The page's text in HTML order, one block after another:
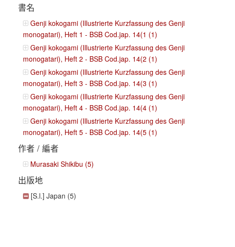
書名
Genji kokogami (Illustrierte Kurzfassung des Genji
monogatari), Heft 1 - BSB Cod.jap. 14(1 (1)
Genji kokogami (Illustrierte Kurzfassung des Genji
monogatari), Heft 2 - BSB Cod.jap. 14(2 (1)
Genji kokogami (Illustrierte Kurzfassung des Genji
monogatari), Heft 3 - BSB Cod.jap. 14(3 (1)
Genji kokogami (Illustrierte Kurzfassung des Genji
monogatari), Heft 4 - BSB Cod.jap. 14(4 (1)
Genji kokogami (Illustrierte Kurzfassung des Genji
monogatari), Heft 5 - BSB Cod.jap. 14(5 (1)
作者 / 編者
Murasaki Shikibu (5)
出版地
[S.l.] Japan (5)